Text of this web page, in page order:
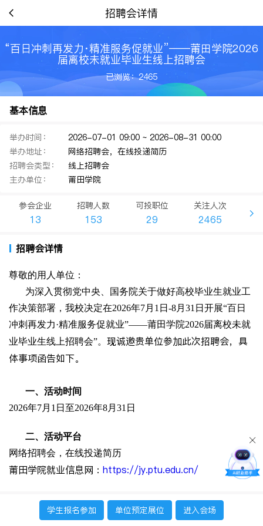
招聘会详情
“百日冲刺再发力·精准服务促就业”——莆田学院2026
届离校未就业毕业生线上招聘会
已浏览：2465
基本信息
举办时间：
2026-07-01 09:00 ~ 2026-08-31 00:00
举办地址：
网络招聘会，在线投递简历
招聘会类型：
线上招聘会
主办单位：
莆田学院
参会企业
13
招聘人数
153
可投职位
29
关注人次
2465
招聘会详情
尊敬的用人单位：
为深入贯彻党中央、国务院关于做好高校毕业生就业工
作决策部署，我校决定在2026年7月1日-8月31日开展“百日
冲刺再发力·精准服务促就业”——莆田学院2026届离校未就
业毕业生线上招聘会”。 现诚邀贵单位参加此次招聘会，具
体事项函告如下。
一、活动时间
2026年7月1日至2026年8月31日
二、活动平台
网络招聘会，在线投递简历
莆田学院就业信息网 ： https://jy.ptu.edu.cn/
三、单位参会方式
1、注册账号/单位登录：请参会单位登录“
莆田学院就业信
学生报名参加 单位预定展位 进入会场